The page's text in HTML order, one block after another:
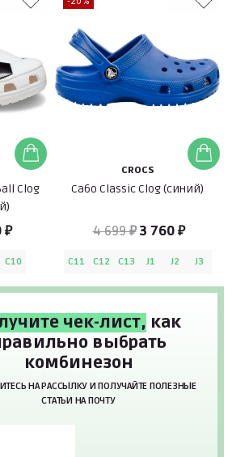
Clog
₽
C10
CROCS
Сабо Classic Clog (синий)
4 699 ₽3 760 ₽
C11 C12 C13 J1 J2 J3
чек-лист, как
выбрать
комбинезон
НА РАССЫЛКУ И ПОЛУЧАЙТЕ ПОЛЕЗНЫЕ
СТАТЬИ НА ПОЧТУ